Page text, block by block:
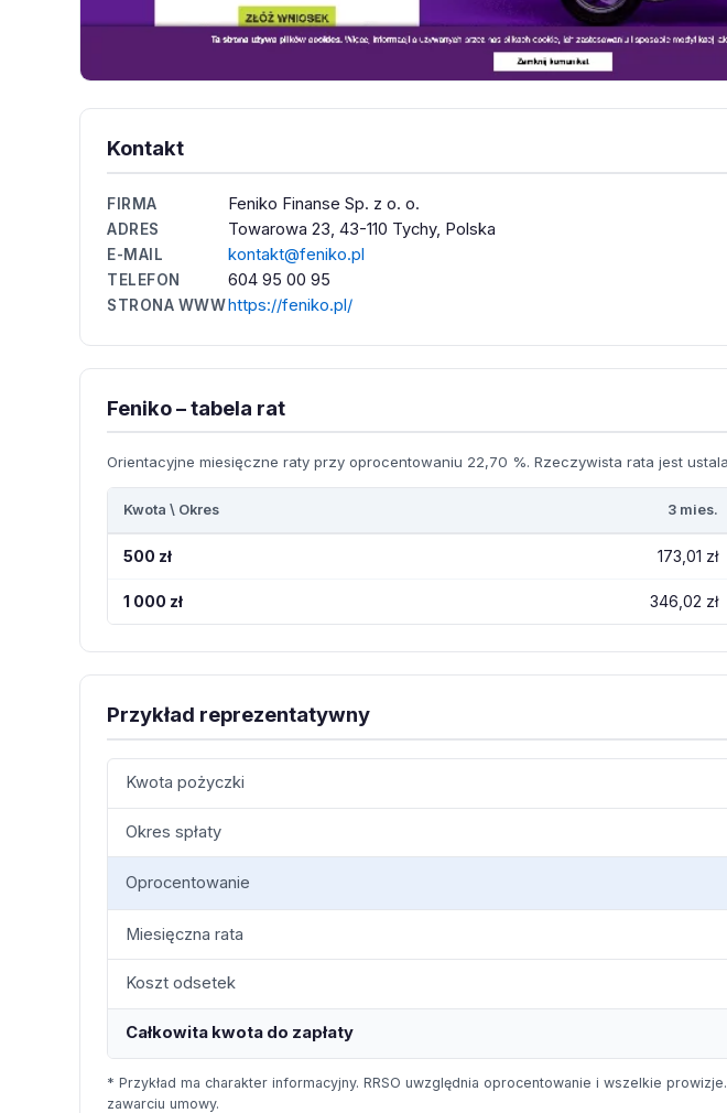
Kontakt
FIRMA Feniko Finanse Sp. z o. o.
ADRES Towarowa 23, 43-110 Tychy, Polska
E-MAIL kontakt@feniko.pl
TELEFON 604 95 00 95
STRONA WWWhttps://feniko.pl/
Feniko – tabela rat
Orientacyjne miesięczne raty przy oprocentowaniu 22,70 %. Rzeczywista rata jest
Kwota \ Okres 3 mies.
500 zł 173,01 zł
1 000 zł 346,02 zł
Przykład reprezentatywny
Kwota pożyczki
Okres spłaty
Oprocentowanie
Miesięczna rata
Koszt odsetek
Całkowita kwota do zapłaty
* Przykład ma charakter informacyjny. RRSO uwzględnia oprocentowanie i wszelkie
zawarciu umowy.